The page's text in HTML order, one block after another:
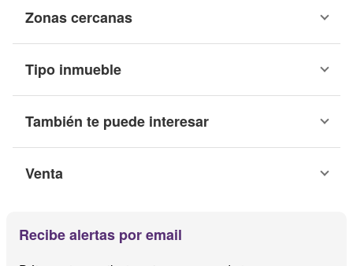
Zonas cercanas
Tipo inmueble
También te puede interesar
Venta
Recibe alertas por email